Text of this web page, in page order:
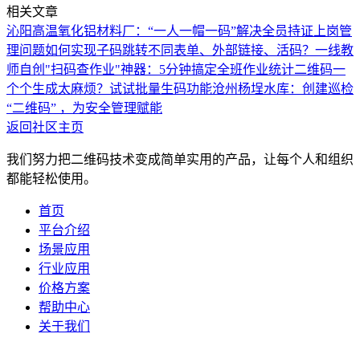
相关文章
沁阳高温氧化铝材料厂：“一人一帽一码”解决全员持证上岗管
理问题如何实现子码跳转不同表单、外部链接、活码？ 一线教
师自创"扫码查作业"神器：5分钟搞定全班作业统计二维码一
个个生成太麻烦？试试批量生码功能沧州杨埕水库：创建巡检
“二维码” ，为安全管理赋能
返回社区主页
我们努力把二维码技术变成简单实用的产品，让每个人和组织
都能轻松使用。
首页
平台介绍
场景应用
行业应用
价格方案
帮助中心
关于我们